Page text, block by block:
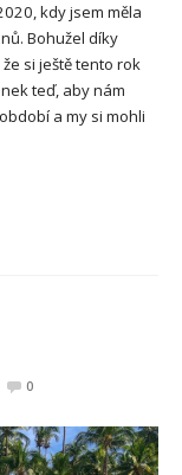
kdy jsem měla
Bohužel díky
si ještě tento rok
teď, aby nám
a my si mohli
0